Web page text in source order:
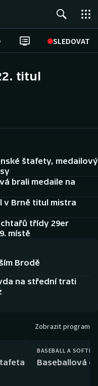
SLEDOVAT
titul
štafety, medailový
brali medaile na
v Brně titul mistra
třídy 29er
místě
Brodě
na střední trati
Zobrazit program
BASEBALL A
Baseballová